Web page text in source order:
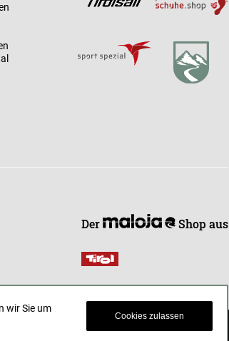
wir Sie um
Cookies zulassen
Der Shop aus
© 2021 endless-riding.at. All Rights Reserved